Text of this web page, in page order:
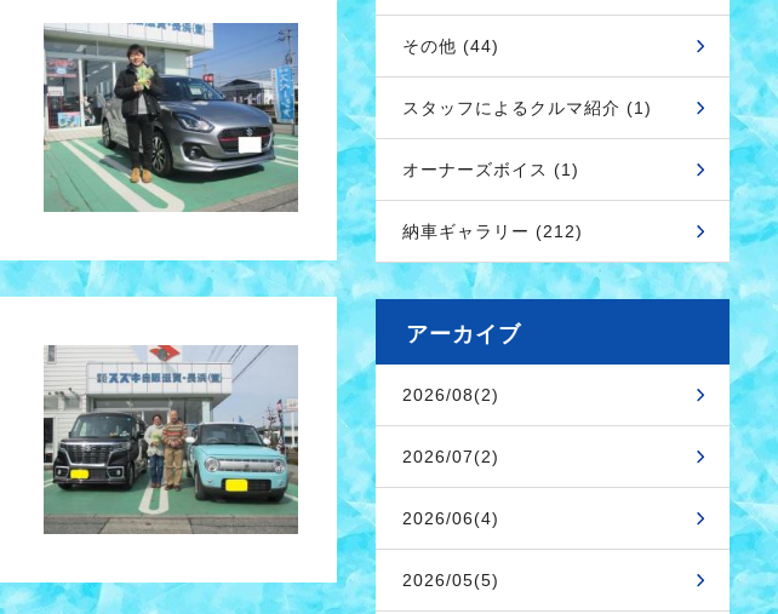
その他 (44)
スタッフによるクルマ紹介 (1)
オーナーズボイス (1)
納車ギャラリー (212)
アーカイブ
2026/08(2)
2026/07(2)
2026/06(4)
2026/05(5)